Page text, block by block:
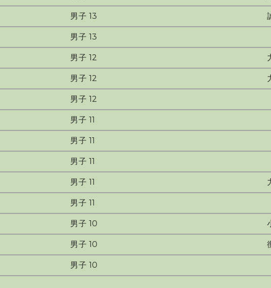
男子 13
男子 13
男子 12
男子 12
男子 12
男子 11
男子 11
男子 11
男子 11
男子 11
男子 10
男子 10
男子 10